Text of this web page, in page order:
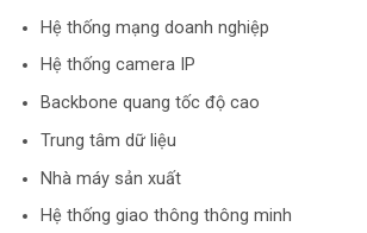
Hệ thống mạng doanh nghiệp
Hệ thống camera IP
Backbone quang tốc độ cao
Trung tâm dữ liệu
Nhà máy sản xuất
Hệ thống giao thông thông minh